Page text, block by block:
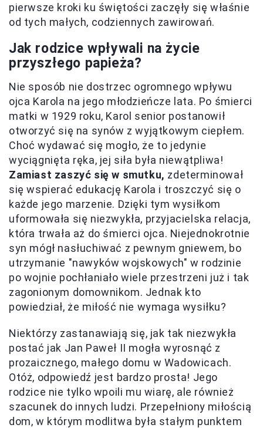
pierwsze kroki ku świętości zaczęły się właśnie
od tych małych, codziennych zawirowań.
Jak rodzice wpływali na życie
przyszłego papieża?
Nie sposób nie dostrzec ogromnego wpływu
ojca Karola na jego młodzieńcze lata. Po śmierci
matki w 1929 roku, Karol senior postanowił
otworzyć się na synów z wyjątkowym ciepłem.
Choć wydawać się mogło, że to jedynie
wyciągnięta ręka, jej siła była niewątpliwa!
Zamiast zaszyć się w smutku, zdeterminował
się wspierać edukację Karola i troszczyć się o
każde jego marzenie. Dzięki tym wysiłkom
uformowała się niezwykła, przyjacielska relacja,
która trwała aż do śmierci ojca. Niejednokrotnie
syn mógł nasłuchiwać z pewnym gniewem, bo
utrzymanie "nawyków wojskowych" w rodzinie
po wojnie pochłaniało wiele przestrzeni już i tak
zagonionym domownikom. Jednak kto
powiedział, że miłość nie wymaga wysiłku?
Niektórzy zastanawiają się, jak tak niezwykła
postać jak Jan Paweł II mogła wyrosnąć z
prozaicznego, małego domu w Wadowicach.
Otóż, odpowiedź jest bardzo prosta! Jego
rodzice nie tylko wpoili mu wiarę, ale również
szacunek do innych ludzi. Przepełniony miłością
dom, w którym modlitwa była stałym punktem